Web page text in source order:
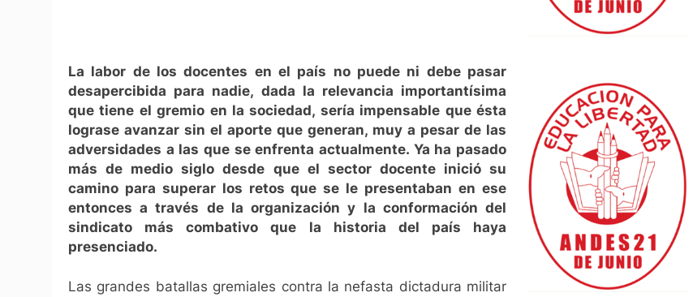
La labor de los docentes en el país no puede ni debe pasar
desapercibida para nadie, dada la relevancia importantísima
que tiene el gremio en la sociedad, sería impensable que ésta
lograse avanzar sin el aporte que generan, muy a pesar de las
adversidades a las que se enfrenta actualmente. Ya ha pasado
más de medio siglo desde que el sector docente inició su
camino para superar los retos que se le presentaban en ese
entonces a través de la organización y la conformación del
sindicato más combativo que la historia del país haya
presenciado.
Las grandes batallas gremiales contra la nefasta dictadura militar